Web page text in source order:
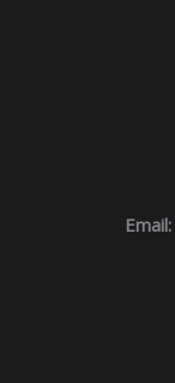
Email: